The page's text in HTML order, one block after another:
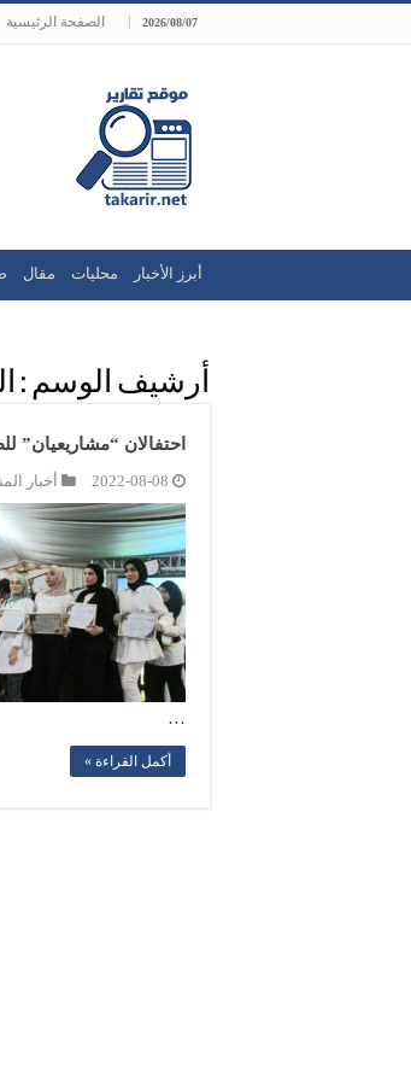
2026/08/07 الصفحة الرئيسية
أبرز الأخبار محليات مقال
أرشيف الوسم :
احتفالان “مشاريعيان”
2022-08-08 أخبار
…
أكمل القراءة »